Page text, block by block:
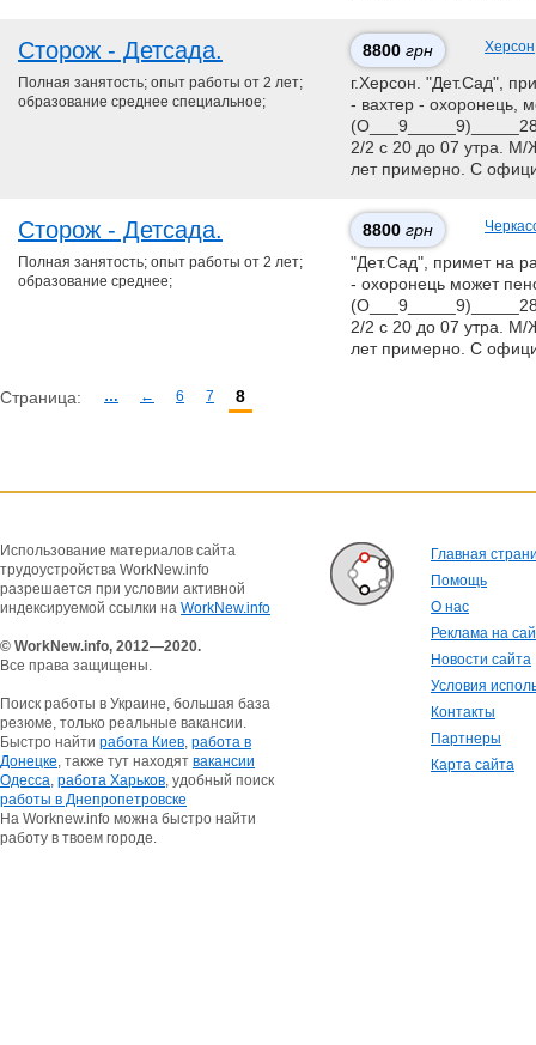
Сторож - Детсада. 8800 грн Херсон
Полная занятость; опыт работы от 2 лет;
образование среднее специальное;
г.Херсон. "Дет.Сад",
- вахтер - охоронець,
2/2 с 20 до 07 утра. М/
лет примерно. С
Сторож - Детсада. 8800 грн
Полная занятость; опыт работы от 2 лет;
образование среднее;
"Дет.Сад", примет на
- охоронець может
2/2 с 20 до 07 утра. М/
лет примерно. С
Страница: … ← 6 7 8
Использование материалов сайта
трудоустройства WorkNew.info
разрешается при условии активной
индексируемой ссылки на WorkNew.info
© WorkNew.info, 2012—2020.
Все права защищены.
Поиск работы в Украине, большая база
резюме, только реальные вакансии.
Быстро найти работа Киев, работа в
Донецке, также тут находят вакансии
Одесса, работа Харьков, удобный поиск
работы в Днепропетровске
На Worknew.info можна быстро найти
работу в твоем городе.
Главная
Помощь
О нас
Реклама на
Новости сайта
Условия
Контакты
Партнеры
Карта сайта